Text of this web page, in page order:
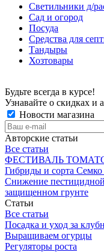
Светильники д/
Сад и огород
Посуда
Средства для
Тандыры
Хозтовары
Будьте всегда в курсе!
Узнавайте о скидках и
Новости магазина
Авторские статьи
Все статьи
ФЕСТИВАЛЬ
Гибриды и сорта
Снижение
защищенном грунте
Статьи
Все статьи
Посадка и уход за
Выращиваем огурцы
Регуляторы роста